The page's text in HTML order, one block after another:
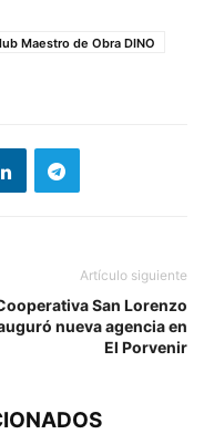
Maestro de Obra DINO
Artículo siguiente
San Lorenzo
nueva agencia en
El Porvenir